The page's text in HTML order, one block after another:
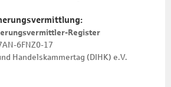
Register
6FNZ0-17
Handelskammertag (DIHK) e.V.